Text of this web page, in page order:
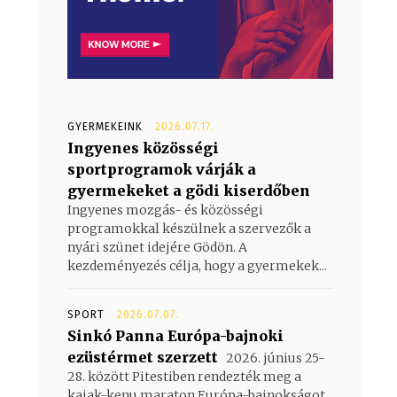
GYERMEKEINK 2026.07.17.
Ingyenes közösségi
sportprogramok várják a
gyermekeket a gödi kiserdőben
Ingyenes mozgás- és közösségi
programokkal készülnek a szervezők a
nyári szünet idejére Gödön. A
kezdeményezés célja, hogy a gyermekek...
SPORT 2026.07.07.
Sinkó Panna Európa-bajnoki
ezüstérmet szerzett 2026. június 25-
28. között Pitestiben rendezték meg a